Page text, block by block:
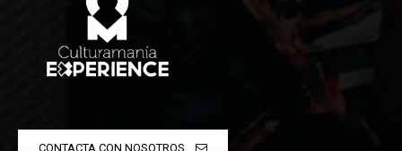
CONTACTA CON NOSOTROS